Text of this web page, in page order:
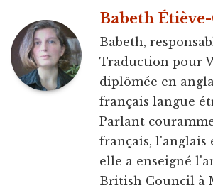
Babeth
Babeth,
Traduction pour
diplômée en
français langue
Parlant
français, l'anglais
elle a enseigné
British Council à